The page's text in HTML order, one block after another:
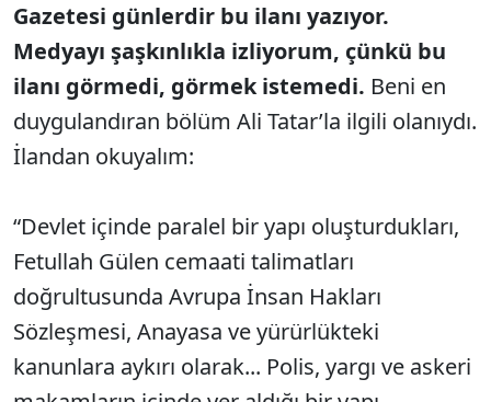
Gazetesi günlerdir bu ilanı yazıyor.
Medyayı şaşkınlıkla izliyorum, çünkü bu
ilanı görmedi, görmek istemedi. Beni en
duygulandıran bölüm Ali Tatar’la ilgili olanıydı.
İlandan okuyalım:
“Devlet içinde paralel bir yapı oluşturdukları,
Fetullah Gülen cemaati talimatları
doğrultusunda Avrupa İnsan Hakları
Sözleşmesi, Anayasa ve yürürlükteki
kanunlara aykırı olarak... Polis, yargı ve askeri